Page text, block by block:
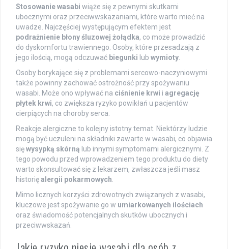
Stosowanie wasabi wiąże się z pewnymi skutkami
ubocznymi oraz przeciwwskazaniami, które warto mieć na
uwadze. Najczęściej występującym efektem jest
podrażnienie błony śluzowej żołądka, co może prowadzić
do dyskomfortu trawiennego. Osoby, które przesadzają z
jego ilością, mogą odczuwać biegunki lub wymioty
Osoby borykające się z problemami sercowo-naczyniowymi
także powinny zachować ostrożność przy spożywaniu
wasabi. Może ono wpływać na ciśnienie krwi i agregację
płytek krwi, co zwiększa ryzyko powikłań u pacjentów
cierpiących na choroby serca.
Reakcje alergiczne to kolejny istotny temat. Niektórzy ludzie
mogą być uczuleni na składniki zawarte w wasabi, co objawia
sięwysypką skórną lub innymi symptomami alergicznymi. Z
tego powodu przed wprowadzeniem tego produktu do diety
warto skonsultować się z lekarzem, zwłaszcza jeśli masz
historięalergii pokarmowych
Mimo licznych korzyści zdrowotnych związanych z wasabi,
kluczowe jest spożywanie go w umiarkowanych ilościach
oraz świadomość potencjalnych skutków ubocznych i
przeciwwskazań.